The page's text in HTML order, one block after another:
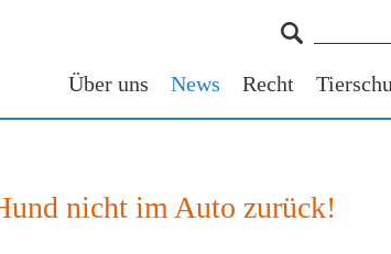
Über uns News Recht
nicht im Auto zurück!